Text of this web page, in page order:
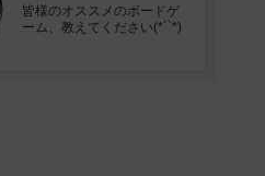
皆様のオススメのボードゲ
ーム、教えてください(*´`*)